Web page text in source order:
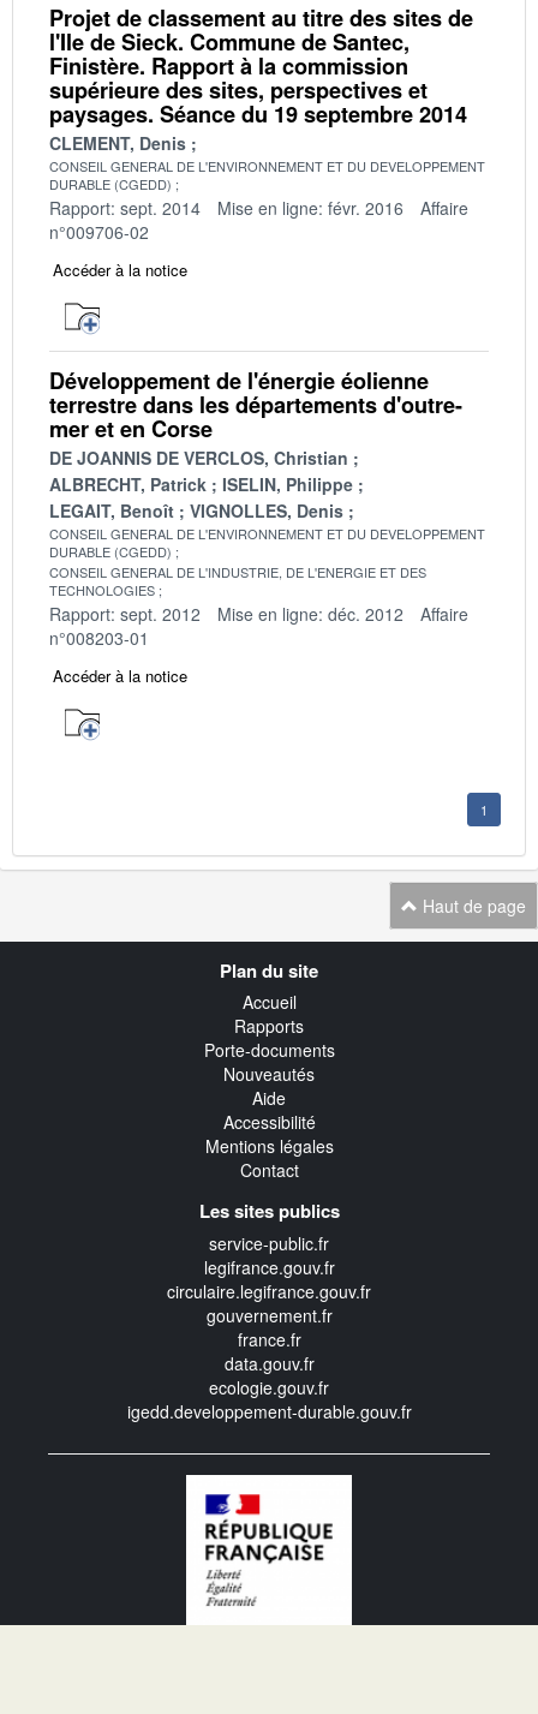
Projet de classement au titre des sites de
l'Ile de Sieck. Commune de Santec,
Finistère. Rapport à la commission
supérieure des sites, perspectives et
paysages. Séance du 19 septembre 2014
CLEMENT, Denis
CONSEIL GENERAL DE L'ENVIRONNEMENT ET DU DEVELOPPEMENT
DURABLE (CGEDD)
Rapport: sept. 2014 Mise en ligne: févr. 2016
Affaire
n°009706-02
Accéder à la notice
Développement de l'énergie éolienne
terrestre dans les départements d'outre-
mer et en Corse
DE JOANNIS DE VERCLOS, Christian
ALBRECHT, Patrick
ISELIN, Philippe
LEGAIT, Benoît
VIGNOLLES, Denis
CONSEIL GENERAL DE L'ENVIRONNEMENT ET DU DEVELOPPEMENT
DURABLE (CGEDD)
CONSEIL GENERAL DE L'INDUSTRIE, DE L'ENERGIE ET DES
TECHNOLOGIES
Rapport: sept. 2012 Mise en ligne: déc. 2012
Affaire
n°008203-01
Accéder à la notice
1
Haut de page
Plan du site
Accueil
Rapports
Porte-documents
Nouveautés
Aide
Accessibilité
Mentions légales
Contact
Les sites publics
service-public.fr
legifrance.gouv.fr
circulaire.legifrance.gouv.fr
gouvernement.fr
france.fr
data.gouv.fr
ecologie.gouv.fr
igedd.developpement-durable.gouv.fr